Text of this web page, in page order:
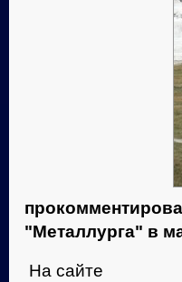
"Металлурга" в
На сайте